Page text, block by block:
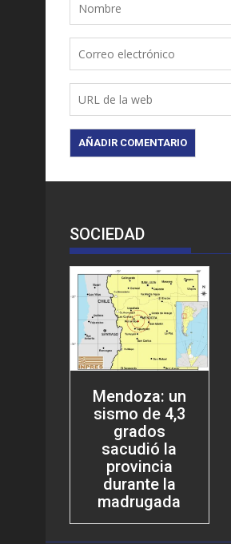
SOCIEDAD
Mendoza: un
sismo de 4,3
grados
sacudió la
provincia
durante la
madrugada